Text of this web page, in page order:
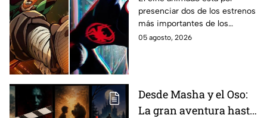
en taquilla del 2027
presenciar dos de los estrenos
más importantes de los
últimos años.
05 agosto, 2026
Desde Masha y el Oso:
La gran aventura hasta